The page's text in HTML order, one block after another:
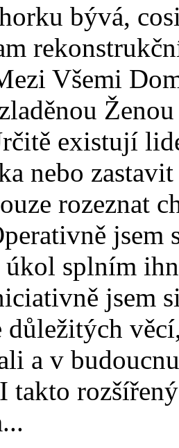
bývá,
Všemi
existují
nebo
rozeznat
jsem
úkol splním
jsem
a v
takto